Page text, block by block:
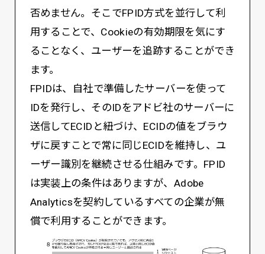
否めません。そこでFPID方式を並行して利
用することで、Cookieの有効期限を気にす
ることなく、ユーザーを追跡することができ
ます。
FPIDは、自社で準備したサーバーを使って
IDを発行し、そのIDをアドビ社のサーバーに
送信してECIDと紐づけ、ECIDの値をブラウ
ザに戻すことで常に同じECIDを維持し、ユ
ーザー識別を継続させる仕組みです。FPID
は実装上の条件はありますが、Adobe
Analyticsを契約しているすべての企業が無
償で利用することができます。